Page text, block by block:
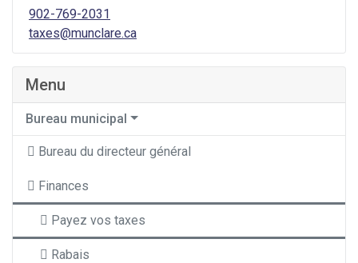
902-769-2031
taxes@munclare.ca
Menu
Bureau municipal
Bureau du directeur général
Finances
Payez vos taxes
Rabais